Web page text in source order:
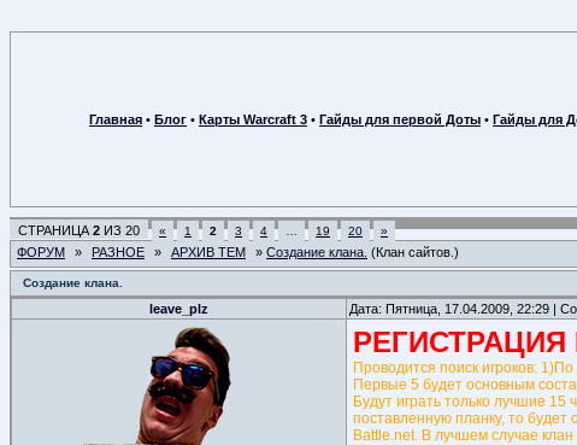
Главная • Блог • Карты Warcraft 3 • Гайды для первой Доты • Гайды для
СТРАНИЦА 2 ИЗ 20 « 1 2 3 4 19 20 »
ФОРУМ » РАЗНОЕ » АРХИВ ТЕМ » Создание клана. (Клан сайтов.)
Создание клана.
leave_plz Дата: Пятница, 17.04.2009, 22:29 |
Проводится поиск игроков:
Первые 5 будет основным
Будут играть только лучшие
поставленную планку, то будет
Battle.nеt. В лучшем случае